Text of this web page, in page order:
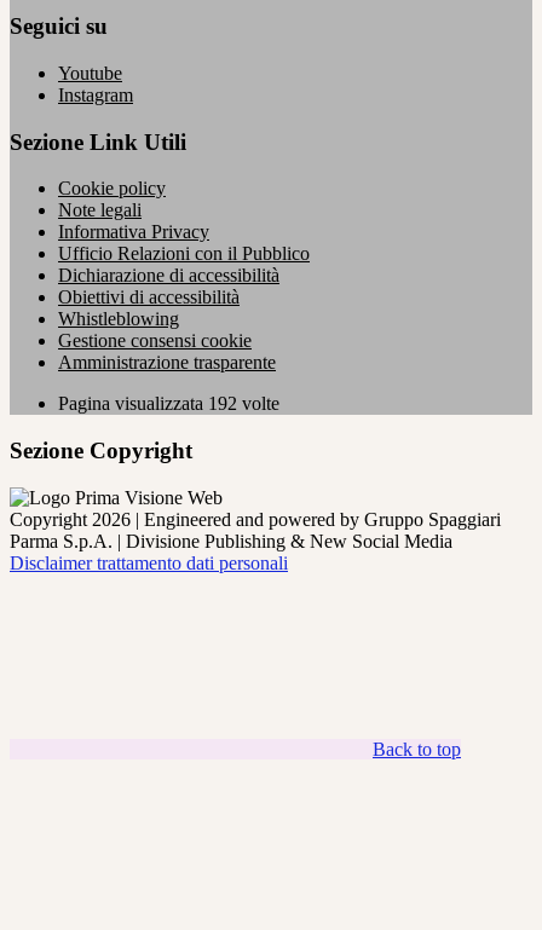
Seguici su
Youtube
Instagram
Sezione Link Utili
Cookie policy
Note legali
Informativa Privacy
Ufficio Relazioni con il Pubblico
Dichiarazione di accessibilità
Obiettivi di accessibilità
Whistleblowing
Gestione consensi cookie
Amministrazione trasparente
Pagina visualizzata 192 volte
Sezione Copyright
Copyright 2026 | Engineered and powered by Gruppo Spaggiari
Parma S.p.A. | Divisione Publishing & New Social Media
Disclaimer trattamento dati personali
Back to top